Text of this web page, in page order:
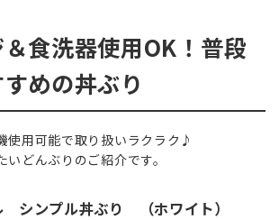
食洗器使用OK！普段
めの丼ぶり
使用可能で取り扱いラクラク♪
どんぶりのご紹介です。
シンプル丼ぶり （ホワイト）